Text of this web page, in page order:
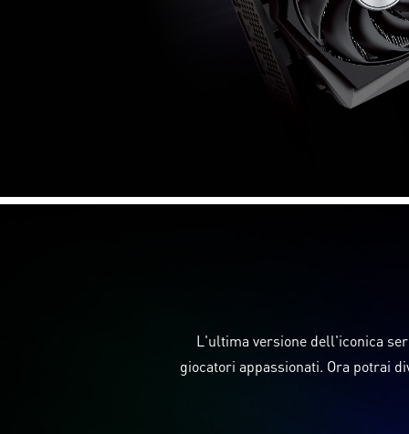
L'ultima versione dell'iconica
giocatori appassionati. Ora potrai